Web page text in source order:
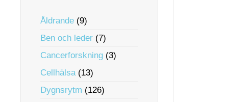
Åldrande (9)
Ben och leder (7)
Cancerforskning (3)
Cellhälsa(13)
Dygnsrytm (126)